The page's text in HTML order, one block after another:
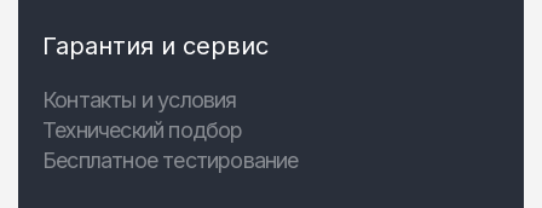
Гарантия и сервис
Контакты и условия
Технический подбор
Бесплатное тестирование